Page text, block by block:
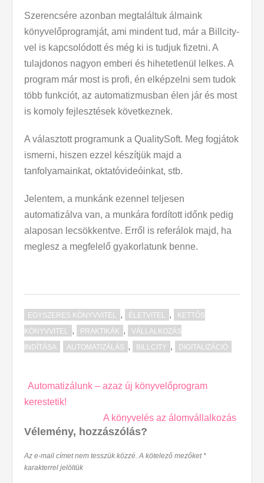
Szerencsére azonban megtaláltuk álmaink
könyvelőprogramját, ami mindent tud, már a Billcity-
vel is kapcsolódott és még ki is tudjuk fizetni. A
tulajdonos nagyon emberi és hihetetlenül lelkes. A
program már most is profi, én elképzelni sem tudok
több funkciót, az automatizmusban élen jár és most
is komoly fejlesztések következnek.
A választott programunk a QualitySoft. Meg fogjátok
ismerni, hiszen ezzel készítjük majd a
tanfolyamainkat, oktatóvideóinkat, stb.
Jelentem, a munkánk ezennel teljesen
automatizálva van, a munkára fordított időnk pedig
alaposan lecsökkentve. Erről is referálok majd, ha
meglesz a megfelelő gyakorlatunk benne.
EGYSZERES KÖNYVVITEL , ÉLETVITEL ,
KETTŐS
KÖNYVVITEL
, PRAKTIKÁK ,
VÁLLALKOZÁS
INDÍTÁSA
AUTOMATIZÁLÁS , BILLCITY , DIGITALIZÁCIÓ
Post
navigation
Automatizálunk – azaz új könyvelőprogram
kerestetik!
A könyvelés az álomvállalkozás
Vélemény, hozzászólás?
Az e-mail címet nem tesszük közzé. A kötelező mezőket *
karakterrel jelöltük